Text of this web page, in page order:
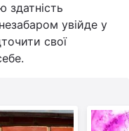
здатність
увійде у
свої